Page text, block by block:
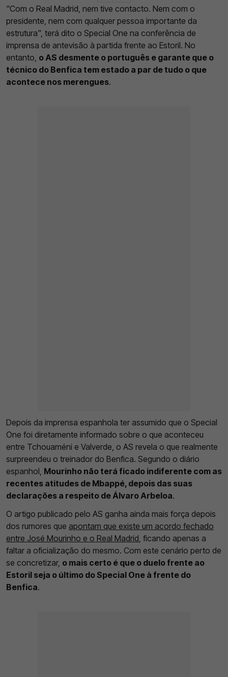
"Com o Real Madrid, nem tive contacto. Nem com o
presidente, nem com qualquer pessoa importante da
estrutura", terá dito o Special One na conferência de
imprensa de antevisão à partida frente ao Estoril. No
entanto, o AS desmente o português e garante que o
técnico do Benfica tem estado a par de tudo o que
acontece nos merengues.
Depois da imprensa espanhola ter assumido que o Special
One foi diretamente informado sobre o que aconteceu
entre Tchouaméni e Valverde, o AS revela o que realmente
surpreendeu o treinador do Benfica. Segundo o diário
espanhol, Mourinho não terá ficado indiferente com as
recentes atitudes de Mbappé, depois das suas
declarações a respeito de Álvaro Arbeloa.
O artigo publicado pelo AS ganha ainda mais força depois
dos rumores que apontam que existe um acordo fechado
entre José Mourinho e o Real Madrid, ficando apenas a
faltar a oficialização do mesmo. Com este cenário perto de
se concretizar, o mais certo é que o duelo frente ao
Estoril seja o último do Special One à frente do
Benfica.